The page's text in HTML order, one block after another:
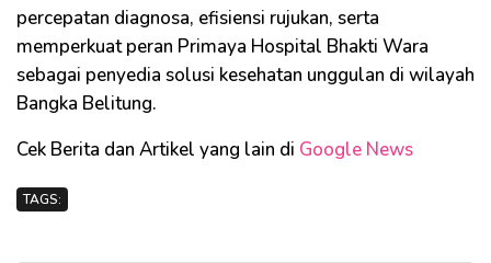
percepatan diagnosa, efisiensi rujukan, serta
memperkuat peran Primaya Hospital Bhakti Wara
sebagai penyedia solusi kesehatan unggulan di wilayah
Bangka Belitung.
Cek Berita dan Artikel yang lain di Google News
TAGS: